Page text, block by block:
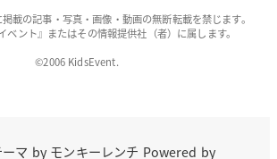
載の記事・写真・画像・動画の無断転載を禁じます。
ベント』またはその情報提供社（者）に属します。
©2006 KidsEvent.
マ by モンキーレンチ Powered by